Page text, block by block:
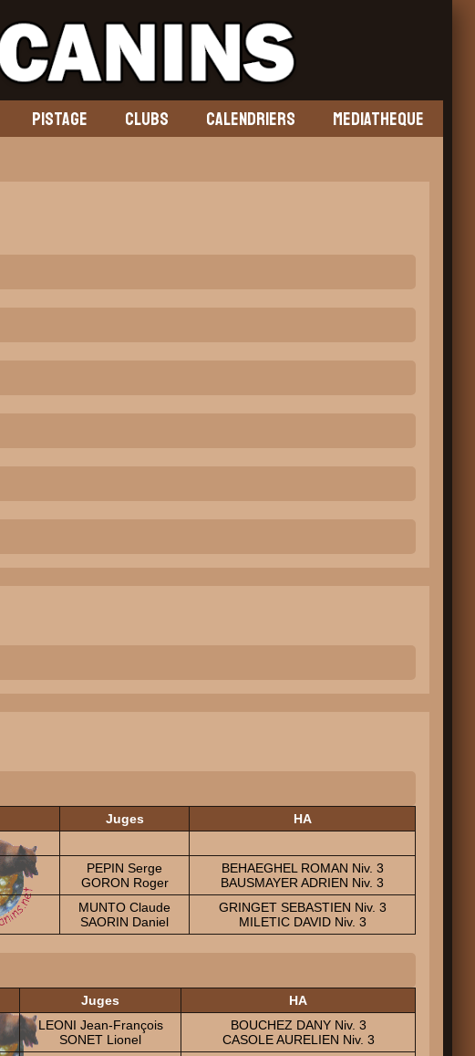
PISTAGE CLUBS CALENDRIERS MEDIATHEQUE
Juges
HA
PEPIN Serge
GORON Roger
BEHAEGHEL ROMAN Niv. 3
BAUSMAYER ADRIEN Niv. 3
MUNTO Claude
SAORIN Daniel
GRINGET SEBASTIEN Niv. 3
MILETIC DAVID Niv. 3
Juges HA
LEONI Jean-François
SONET Lionel
BOUCHEZ DANY Niv. 3
CASOLE AURELIEN Niv. 3